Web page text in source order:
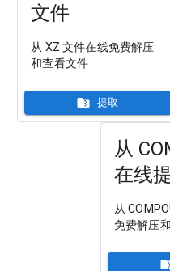
文件
从 XZ 文件在线免费解压
和查看文件
提取
从
在线
从
免费解压